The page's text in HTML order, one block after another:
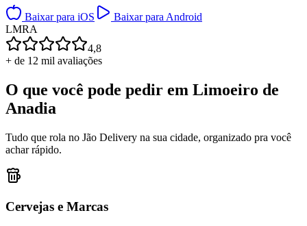
Baixar para iOS
Baixar para Android
LMRA
4,8
+ de 12 mil avaliações
O que você pode pedir em Limoeiro de
Anadia
Tudo que rola no Jão Delivery na sua cidade, organizado pra você
achar rápido.
Cervejas e Marcas